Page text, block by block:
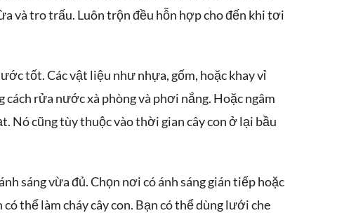
và tro trấu. Luôn trộn đều hỗn hợp cho đến khi tơi
tốt. Các vật liệu như nhựa, gốm, hoặc khay vỉ
rửa nước xà phòng và phơi nắng. Hoặc ngâm
Nó cũng tùy thuộc vào thời gian cây con ở lại bầu
sáng vừa đủ. Chọn nơi có ánh sáng gián tiếp hoặc
thể làm cháy cây con. Bạn có thể dùng lưới che